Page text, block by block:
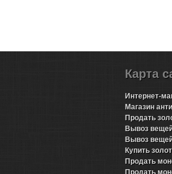
Карта
Интернет-
Магазин
Продать
Вывоз
Вывоз
Купить
Продать
Продать